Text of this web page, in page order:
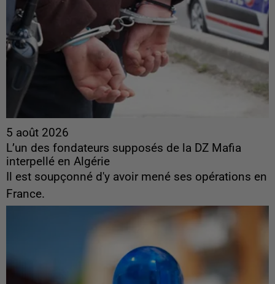
5 août 2026
L’un des fondateurs supposés de la DZ Mafia
interpellé en Algérie
Il est soupçonné d'y avoir mené ses opérations en
France.